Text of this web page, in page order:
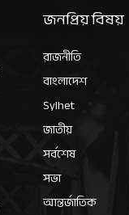
জনপ্রিয় বিষয়
রাজনীতি
বাংলাদেশ
Sylhet
জাতীয়
সর্বশেষ
সভা
আন্তর্জাতিক